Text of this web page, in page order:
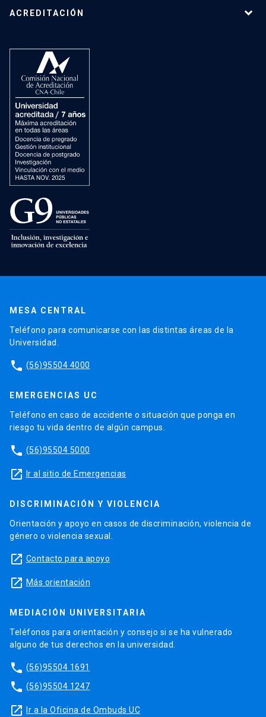
ACREDITACIÓN
MESA CENTRAL
Teléfono para comunicarse con las distintas áreas de la
Universidad.
phone (56)95504 4000
EMERGENCIAS UC
Teléfono en caso de accidente o situación que ponga en
riesgo tu vida dentro de algún campus.
phone (56)95504 5000
launch Ir al sitio de Emergencias
DISCRIMINACIÓN Y VIOLENCIA
Orientación y apoyo en casos de discriminación, violencia de
género o violencia sexual.
launch Contacto para apoyo
launch Más orientación
MEDIACIÓN UNIVERSITARIA
Teléfonos para orientación y consejo si se ha vulnerado
alguno de tus derechos en la universidad.
phone (56)95504 1691
phone (56)95504 1247
launch Ir a la Oficina de Ombuds UC